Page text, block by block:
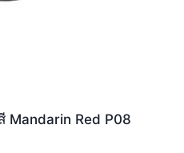
Mandarin Red P08